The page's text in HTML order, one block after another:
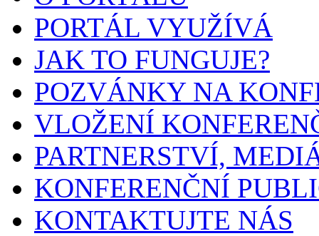
PORTÁL VYUŽÍVÁ
JAK TO FUNGUJE?
POZVÁNKY NA
VLOŽENÍ
PARTNERSTVÍ,
KONFERENČNÍ
KONTAKTUJTE NÁS